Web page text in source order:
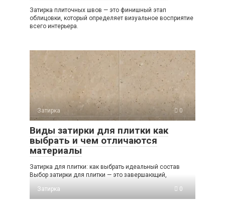
Затирка плиточных швов — это финишный этап
облицовки, который определяет визуальное восприятие
всего интерьера.
Затирка 0
Виды затирки для плитки как
выбрать и чем отличаются
материалы
Затирка для плитки: как выбрать идеальный состав
Выбор затирки для плитки — это завершающий,
Затирка
0